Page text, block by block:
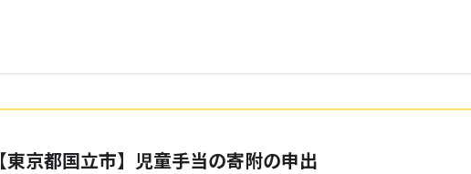
【東京都国立市】児童手当の寄附の申出